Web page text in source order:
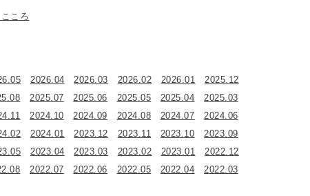
ころ
2026.04 2026.03 2026.02 2026.01
2025.12
2025.07 2025.06 2025.05 2025.04
2025.03
2024.10 2024.09 2024.08 2024.07
2024.06
2024.01 2023.12 2023.11 2023.10
2023.09
2023.04 2023.03 2023.02 2023.01
2022.12
2022.07 2022.06 2022.05 2022.04
2022.03